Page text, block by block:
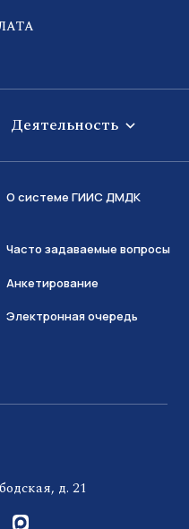
Деятельность
О системе ГИИС ДМДК
Часто задаваемые вопросы
Анкетирование
Электронная очередь
д. 21